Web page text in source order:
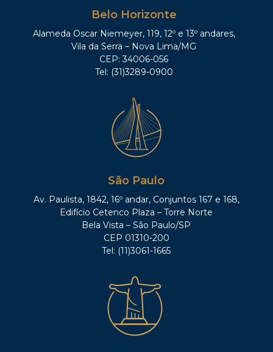
Belo Horizonte
Alameda Oscar Niemeyer, 119, 12º e 13º andares,
Vila da Serra – Nova Lima/MG
CEP: 34006-056
Tel: (31)3289-0900
São Paulo
Av. Paulista, 1842, 16º andar, Conjuntos 167 e 168,
Edifício Cetenco Plaza – Torre Norte
Bela Vista – São Paulo/SP
CEP 01310-200
Tel: (11)3061-1665